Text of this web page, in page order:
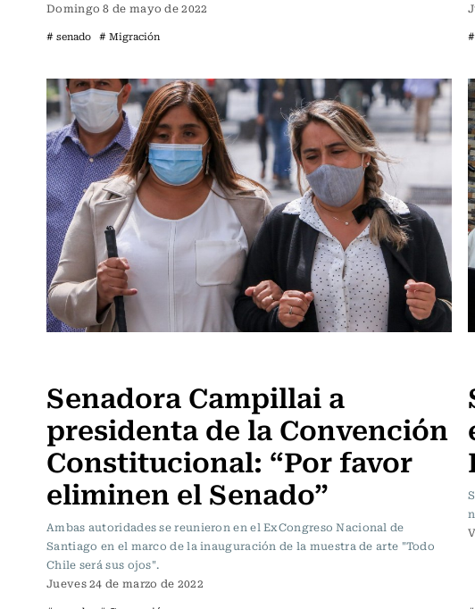
Domingo 8 de mayo de 2022
# senado # Migración
Senadora Campillai a
presidenta de la Convención
Constitucional: “Por favor
eliminen el Senado”
Ambas autoridades se reunieron en el ExCongreso Nacional de
Santiago en el marco de la inauguración de la muestra de arte "Todo
Chile será sus ojos".
Jueves 24 de marzo de 2022